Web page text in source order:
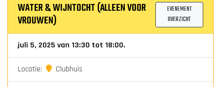
WATER & WIJNTOCHT (ALLEEN VOOR
VROUWEN)
EVENEMENT
OVERZICHT
juli 5, 2025 van 13:30 tot 18:00.
Locatie: Clubhuis